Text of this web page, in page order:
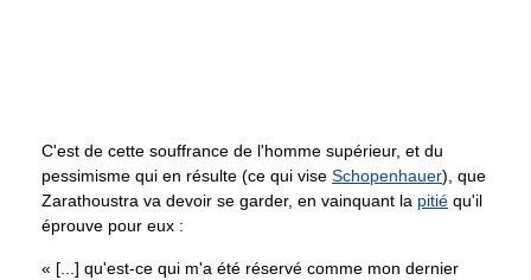
C'est de cette souffrance de l'homme supérieur, et du
pessimisme qui en résulte (ce qui vise Schopenhauer), que
Zarathoustra va devoir se garder, en vainquant la pitié qu'il
éprouve pour eux :
« [...] qu'est-ce qui m'a été réservé comme mon dernier